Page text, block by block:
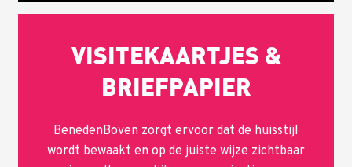
VISITEKAARTJES &
BRIEFPAPIER
BenedenBoven zorgt ervoor dat de huisstijl
wordt bewaakt en op de juiste wijze zichtbaar